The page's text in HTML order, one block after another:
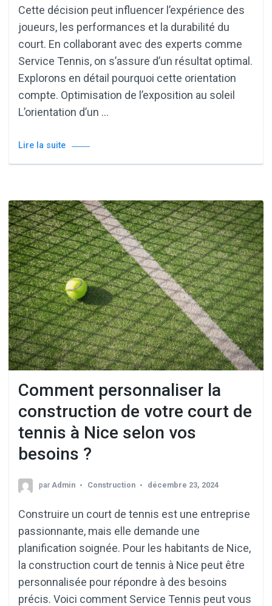
Cette décision peut influencer l’expérience des
joueurs, les performances et la durabilité du
court. En collaborant avec des experts comme
Service Tennis, on s’assure d’un résultat optimal.
Explorons en détail pourquoi cette orientation
compte. Optimisation de l’exposition au soleil
L’orientation d’un …
Lire la suite
Comment personnaliser la
construction de votre court de
tennis à Nice selon vos
besoins ?
parAdmin Construction décembre 23, 2024
Construire un court de tennis est une entreprise
passionnante, mais elle demande une
planification soignée. Pour les habitants de Nice,
la construction court de tennis à Nice peut être
personnalisée pour répondre à des besoins
précis. Voici comment Service Tennis peut vous